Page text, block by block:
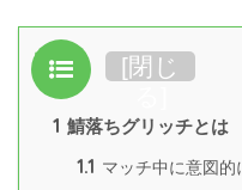
目次 [閉じ
1 鯖落ちグリッチとは
1.1 マッチ中に意図的